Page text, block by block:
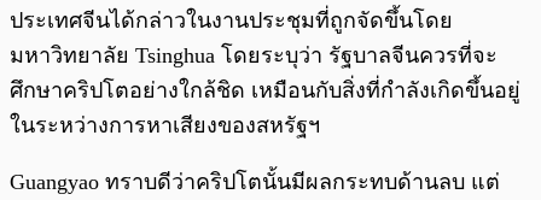
ประเทศจีนได้กล่าวในงานประชุมที่ถูกจัดขึ้นโดย
มหาวิทยาลัย Tsinghua โดยระบุว่า รัฐบาลจีนควรที่จะ
ศึกษาคริปโตอย่างใกล้ชิด เหมือนกับสิ่งที่กำลังเกิดขึ้นอยู่
ในระหว่างการหาเสียงของสหรัฐฯ
Guangyao ทราบดีว่าคริปโตนั้นมีผลกระทบด้านลบ แต่